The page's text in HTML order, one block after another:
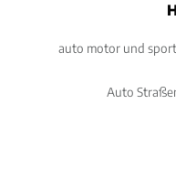
auto motor und sport
Auto